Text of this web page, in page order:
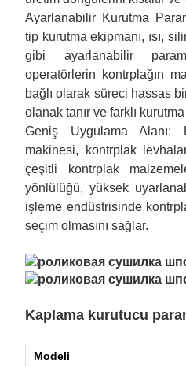
Ayarlanabilir Kurutma
tip kurutma ekipmanı, ısı,
gibi ayarlanabilir
operatörlerin kontrplağın
bağlı olarak süreci hassas
olanak tanır ve farklı
Geniş Uygulama Alanı:
makinesi, kontrplak
çeşitli kontrplak
yönlülüğü, yüksek
işleme endüstrisinde
seçim olmasını sağlar.
Kaplama kurutucu
Modeli